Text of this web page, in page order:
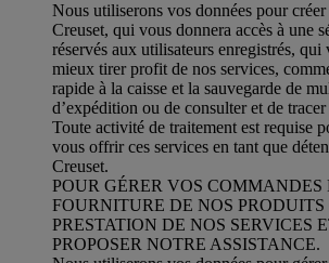
Nous utiliserons vos données pour
Creuset, qui vous donnera accès à une
réservés aux utilisateurs enregistrés, qui
mieux tirer profit de nos services,
rapide à la caisse et la sauvegarde de
d’expédition ou de consulter et de
Toute activité de traitement est requise
vous offrir ces services en tant que
Creuset.
POUR GÉRER VOS COMMANDES
FOURNITURE DE NOS
PRESTATION DE NOS SERVICES
PROPOSER NOTRE ASSISTANCE.